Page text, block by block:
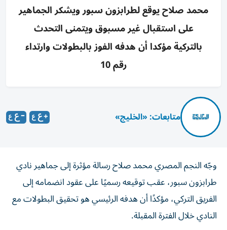
محمد صلاح يوقع لطرابزون سبور ويشكر الجماهير
على استقبال غير مسبوق ويتمنى التحدث
بالتركية مؤكدا أن هدفه الفوز بالبطولات وارتداء
رقم 10
متابعات: «الخليج»
وجّه النجم المصري محمد صلاح رسالة مؤثرة إلى جماهير نادي
طرابزون سبور، عقب توقيعه رسميًا على عقود انضمامه إلى
الفريق التركي، مؤكدًا أن هدفه الرئيسي هو تحقيق البطولات مع
النادي خلال الفترة المقبلة.